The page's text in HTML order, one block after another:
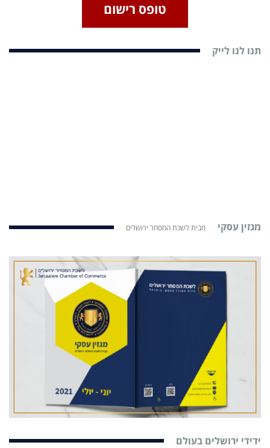
טופס רישום
תנו לנו לייק
מגזין עסקי מבית לשכת המסחר ירושלים
ידידי ירושלים בעולם